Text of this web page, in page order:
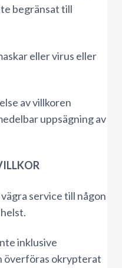
begränsat till
eller virus eller
av villkoren
uppsägning av
service till någon
inklusive
överföras okrypterat